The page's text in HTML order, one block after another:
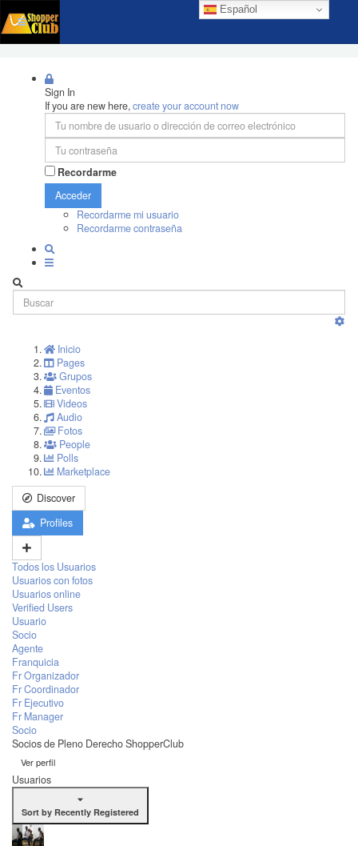
Español
Sign In
If you are new here,create your account now
Recordarme
Acceder
Recordarme mi usuario
Recordarme contraseña
Inicio
Pages
Grupos
Eventos
Videos
Audio
Fotos
People
Polls
Marketplace
Discover
Profiles
Todos los Usuarios
Usuarios con fotos
Usuarios online
Verified Users
Usuario
Socio
Agente
Franquicia
Fr Organizador
Fr Coordinador
Fr Ejecutivo
Fr Manager
Socio
Socios de Pleno Derecho ShopperClub
Ver perfil
Usuarios
Sort by Recently Registered